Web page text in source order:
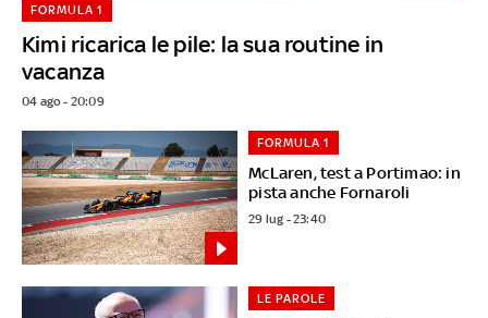
Kimi ricarica le pile: la sua routine in
vacanza
FORMULA 1
04 ago - 20:09
McLaren, test a Portimao: in
pista anche Fornaroli
FORMULA 1
29 lug - 23:40
LE PAROLE